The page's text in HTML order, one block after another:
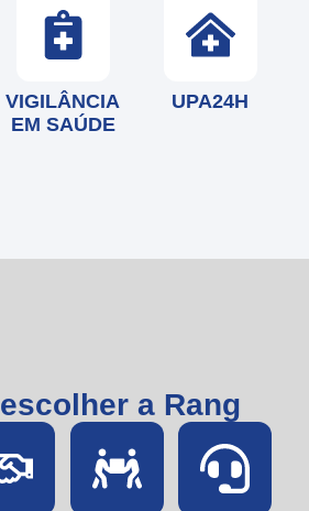
VIGILÂNCIA
EM SAÚDE
UPA24H
a Rang